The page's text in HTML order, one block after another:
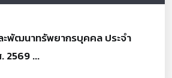
ะพัฒนาทรัพยากรบุคคล ประจำ
2569 ...